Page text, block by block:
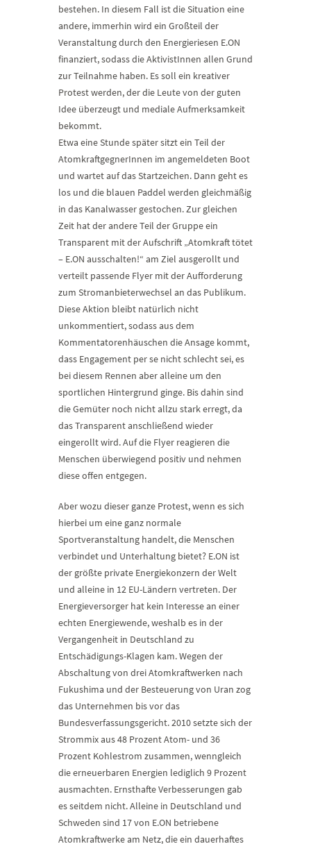
bestehen. In diesem Fall ist die Situation eine
andere, immerhin wird ein Großteil der
Veranstaltung durch den Energieriesen E.ON
finanziert, sodass die AktivistInnen allen Grund
zur Teilnahme haben. Es soll ein kreativer
Protest werden, der die Leute von der guten
Idee überzeugt und mediale Aufmerksamkeit
bekommt.
Etwa eine Stunde später sitzt ein Teil der
AtomkraftgegnerInnen im angemeldeten Boot
und wartet auf das Startzeichen. Dann geht es
los und die blauen Paddel werden gleichmäßig
in das Kanalwasser gestochen. Zur gleichen
Zeit hat der andere Teil der Gruppe ein
Transparent mit der Aufschrift „Atomkraft tötet
– E.ON ausschalten!“ am Ziel ausgerollt und
verteilt passende Flyer mit der Aufforderung
zum Stromanbieterwechsel an das Publikum.
Diese Aktion bleibt natürlich nicht
unkommentiert, sodass aus dem
Kommentatorenhäuschen die Ansage kommt,
dass Engagement per se nicht schlecht sei, es
bei diesem Rennen aber alleine um den
sportlichen Hintergrund ginge. Bis dahin sind
die Gemüter noch nicht allzu stark erregt, da
das Transparent anschließend wieder
eingerollt wird. Auf die Flyer reagieren die
Menschen überwiegend positiv und nehmen
diese offen entgegen.
Aber wozu dieser ganze Protest, wenn es sich
hierbei um eine ganz normale
Sportveranstaltung handelt, die Menschen
verbindet und Unterhaltung bietet? E.ON ist
der größte private Energiekonzern der Welt
und alleine in 12 EU-Ländern vertreten. Der
Energieversorger hat kein Interesse an einer
echten Energiewende, weshalb es in der
Vergangenheit in Deutschland zu
Entschädigungs-Klagen kam. Wegen der
Abschaltung von drei Atomkraftwerken nach
Fukushima und der Besteuerung von Uran zog
das Unternehmen bis vor das
Bundesverfassungsgericht. 2010 setzte sich der
Strommix aus 48 Prozent Atom- und 36
Prozent Kohlestrom zusammen, wenngleich
die erneuerbaren Energien lediglich 9 Prozent
ausmachten. Ernsthafte Verbesserungen gab
es seitdem nicht. Alleine in Deutschland und
Schweden sind 17 von E.ON betriebene
Atomkraftwerke am Netz, die ein dauerhaftes